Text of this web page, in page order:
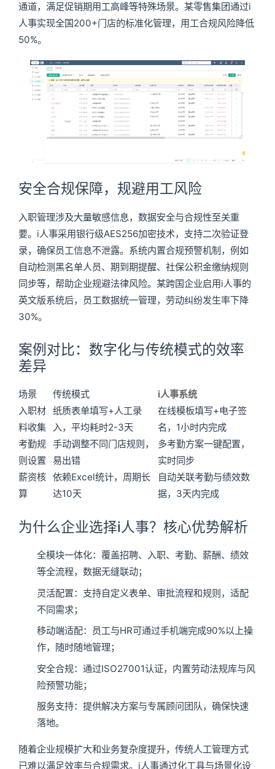
通道，满足促销期用工高峰等特殊场景。某零售集团通过i
人事实现全国200+门店的标准化管理，用工合规风险降低
50%。
安全合规保障，规避用工风险
入职管理涉及大量敏感信息，数据安全与合规性至关重
要。i人事采用银行级AES256加密技术，支持二次验证登
录，确保员工信息不泄露。系统内置合规预警机制，例如
自动检测黑名单人员、期到期提醒、社保公积金缴纳规则
同步等，帮助企业规避法律风险。某跨国企业启用i人事的
英文版系统后，员工数据统一管理，劳动纠纷发生率下降
30%。
案例对比：数字化与传统模式的效率
差异
场景 传统模式
i人事系统
入职材
料收集
纸质表单填写+人工录
入，平均耗时2-3天
在线模板填写+电子签
名，1小时内完成
考勤规
则设置
手动调整不同门店规则，
易出错
多考勤方案一键配置，
实时同步
薪资核
算
依赖Excel统计，周期长
达10天
自动关联考勤与绩效数
据，3天内完成
为什么企业选择i人事？核心优势解析
全模块一体化：覆盖招聘、入职、考勤、薪酬、绩效
等全流程，数据无缝联动；
灵活配置：支持自定义表单、审批流程和规则，适配
不同需求；
移动端适配：员工与HR可通过手机端完成90%以上操
作，随时随地管理；
安全合规：通过ISO27001认证，内置劳动法规库与风
险预警功能；
服务支持：提供解决方案与专属顾问团队，确保快速
落地。
随着企业规模扩大和业务复杂度提升，传统人工管理方式
已难以满足效率与合规需求。i人事通过化工具与场景化设